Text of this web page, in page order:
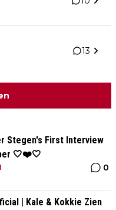
13
Stegen's First Interview
🤍❤️🤍
0
| Kale & Kokkie Zien